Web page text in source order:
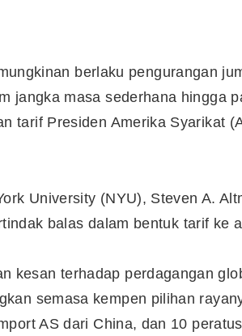
berlaku pengurangan
jangka masa sederhana hingga
tarif Presiden Amerika Syarikat
University (NYU), Steven A.
balas dalam bentuk tarif ke
kesan terhadap perdagangan
semasa kempen pilihan
AS dari China, dan 10